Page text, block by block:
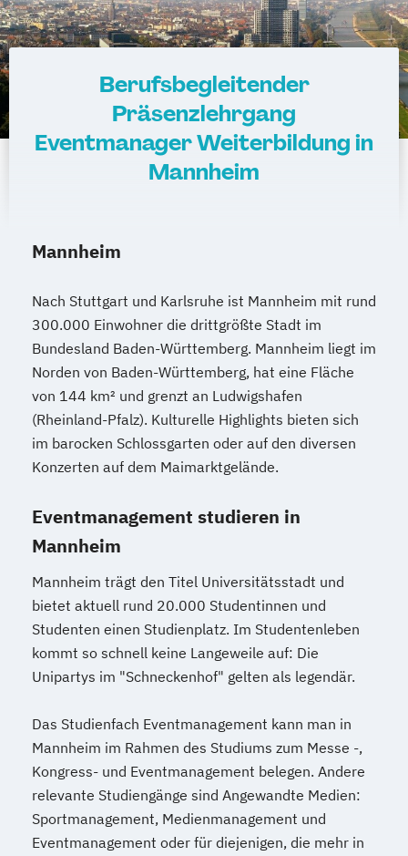
Berufsbegleitender
Präsenzlehrgang
Eventmanager Weiterbildung in
Mannheim
Mannheim
Nach Stuttgart und Karlsruhe ist Mannheim mit rund
300.000 Einwohner die drittgrößte Stadt im
Bundesland Baden-Württemberg. Mannheim liegt im
Norden von Baden-Württemberg, hat eine Fläche
von 144 km² und grenzt an Ludwigshafen
(Rheinland-Pfalz). Kulturelle Highlights bieten sich
im barocken Schlossgarten oder auf den diversen
Konzerten auf dem Maimarktgelände.
Eventmanagement studieren in
Mannheim
Mannheim trägt den Titel Universitätsstadt und
bietet aktuell rund 20.000 Studentinnen und
Studenten einen Studienplatz. Im Studentenleben
kommt so schnell keine Langeweile auf: Die
Unipartys im "Schneckenhof" gelten als legendär.
Das Studienfach Eventmanagement kann man in
Mannheim im Rahmen des Studiums zum Messe -,
Kongress- und Eventmanagement belegen. Andere
relevante Studiengänge sind Angewandte Medien:
Sportmanagement, Medienmanagement und
Eventmanagement oder für diejenigen, die mehr in